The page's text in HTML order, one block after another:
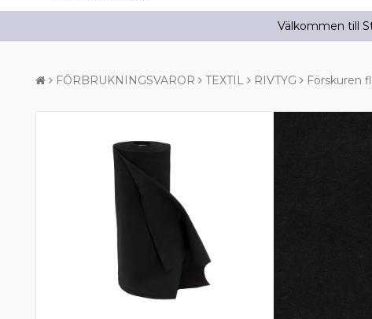
Välkommen till
FÖRBRUKNINGSVAROR TEXTIL RIVTYG Förskuren